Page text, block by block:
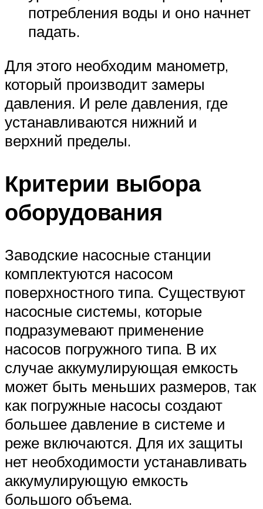
потребления воды и оно начнет
падать.
Для этого необходим манометр,
который производит замеры
давления. И реле давления, где
устанавливаются нижний и
верхний пределы.
Критерии выбора
оборудования
Заводские насосные станции
комплектуются насосом
поверхностного типа. Существуют
насосные системы, которые
подразумевают применение
насосов погружного типа. В их
случае аккумулирующая емкость
может быть меньших размеров, так
как погружные насосы создают
большее давление в системе и
реже включаются. Для их защиты
нет необходимости устанавливать
аккумулирующую емкость
большого объема.